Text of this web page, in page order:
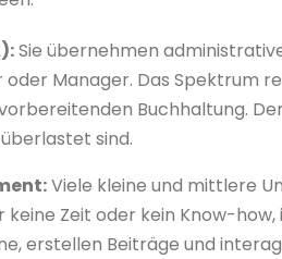
Sie übernehmen
Manager. Das Spektrum
Buchhaltung.
sind.
Viele kleine und mittlere
keine Zeit oder kein Know-
erstellen Beiträge und